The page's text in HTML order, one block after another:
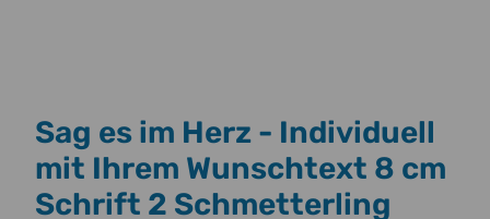
Sag es im Herz - Individuell
mit Ihrem Wunschtext 8 cm
Schrift 2 Schmetterling